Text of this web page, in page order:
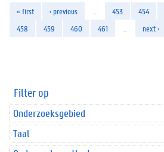
« first ‹ previous 453 454
458
459 460 461 next ›
Filter op
Onderzoeksgebied
Taal